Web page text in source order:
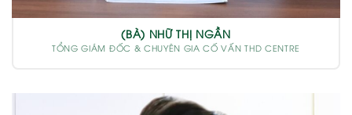
(BÀ) NHỮ THỊ NGẦN
TỔNG GIÁM ĐỐC & CHUYÊN GIA CỐ VẤN THD CENTRE